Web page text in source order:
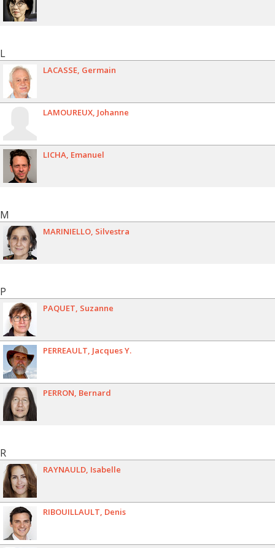
L
LACASSE Germain
LAMOUREUX Johanne
LICHA Emanuel
M
MARINIELLO Silvestra
P
PAQUET Suzanne
PERREAULT Jacques Y.
PERRON Bernard
R
RAYNAULD Isabelle
RIBOUILLAULT Denis